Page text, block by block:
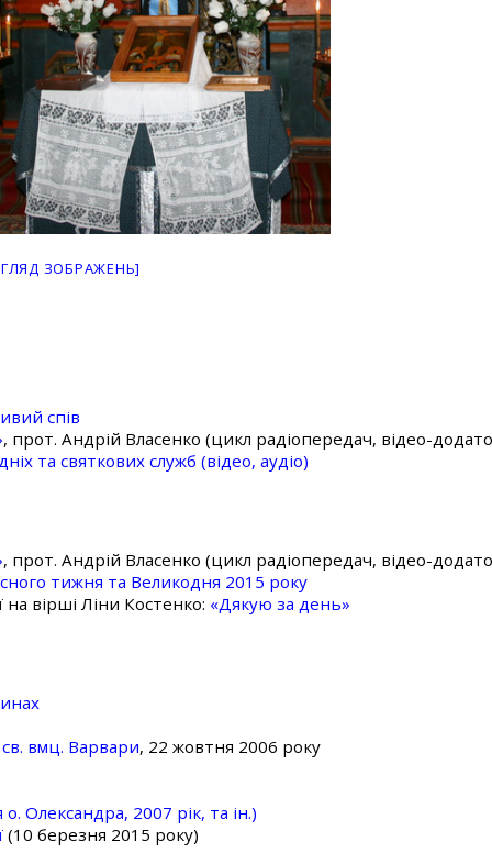
ЗОБРАЖЕНЬ]
спів
, прот. Андрій Власенко (цикл радіопередач, відео-
та святкових служб (відео, аудіо)
, прот. Андрій Власенко (цикл радіопередач, відео-
тижня та Великодня 2015 року
на вірші Ліни Костенко: «Дякую за день»
вмц. Варвари, 22 жовтня 2006 року
Олександра, 2007 рік, та ін.)
(10 березня 2015 року)